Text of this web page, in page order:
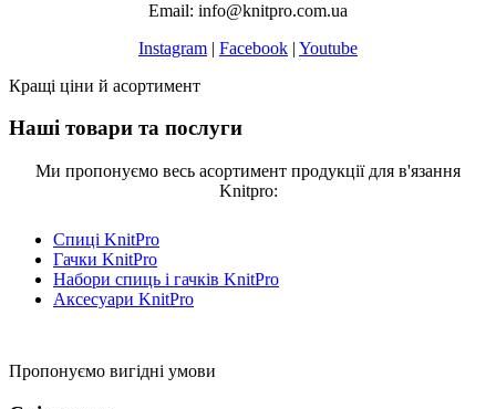
Email: info@knitpro.com.ua
Instagram | Facebook | Youtube
Кращі ціни й асортимент
Наші товари та послуги
Ми пропонуємо весь асортимент продукції для в'язання
Knitpro:
Спиці KnitPro
Гачки KnitPro
Набори спиць і гачків KnitPro
Аксесуари KnitPro
Пропонуємо вигідні умови